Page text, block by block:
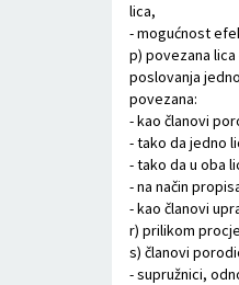
lica,
- mogućnost
p) povezana
poslovanja
povezana:
- kao članovi
- tako da jedno
- tako da u oba
- na način
- kao članovi
r) prilikom
s) članovi
- supružnici,